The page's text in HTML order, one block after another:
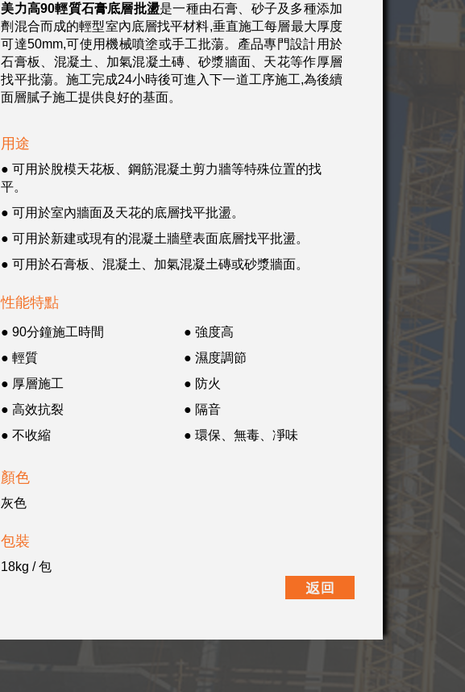
美力高90輕質石膏底層批盪是一種由石膏、砂子及多種添加
劑混合而成的輕型室內底層找平材料,垂直施工每層最大厚度
可達50mm,可使用機械噴塗或手工批蕩。產品專門設計用於
石膏板、混凝土、加氣混凝土磚、砂漿牆面、天花等作厚層
找平批蕩。施工完成24小時後可進入下一道工序施工,為後續
面層膩子施工提供良好的基面。
用途
● 可用於脫模天花板、鋼筋混凝土剪力牆等特殊位置的找
平。
● 可用於室內牆面及天花的底層找平批盪。
● 可用於新建或現有的混凝土牆壁表面底層找平批盪。
● 可用於石膏板、混凝土、加氣混凝土磚或砂漿牆面。
性能特點
● 90分鐘施工時間
● 輕質
● 厚層施工
● 高效抗裂
● 不收縮
● 強度高
● 濕度調節
● 防火
● 隔音
● 環保、無毒、凈味
顏色
灰色
包裝
18kg / 包